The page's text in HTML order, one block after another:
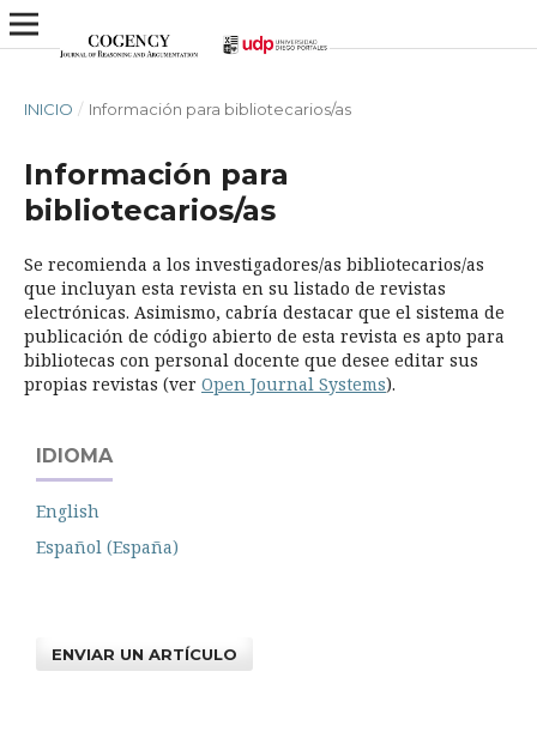
INICIO / Información para bibliotecarios/as
Información para
bibliotecarios/as
Se recomienda a los investigadores/as bibliotecarios/as
que incluyan esta revista en su listado de revistas
electrónicas. Asimismo, cabría destacar que el sistema de
publicación de código abierto de esta revista es apto para
bibliotecas con personal docente que desee editar sus
propias revistas (ver Open Journal Systems).
IDIOMA
English
Español (España)
ENVIAR UN ARTÍCULO